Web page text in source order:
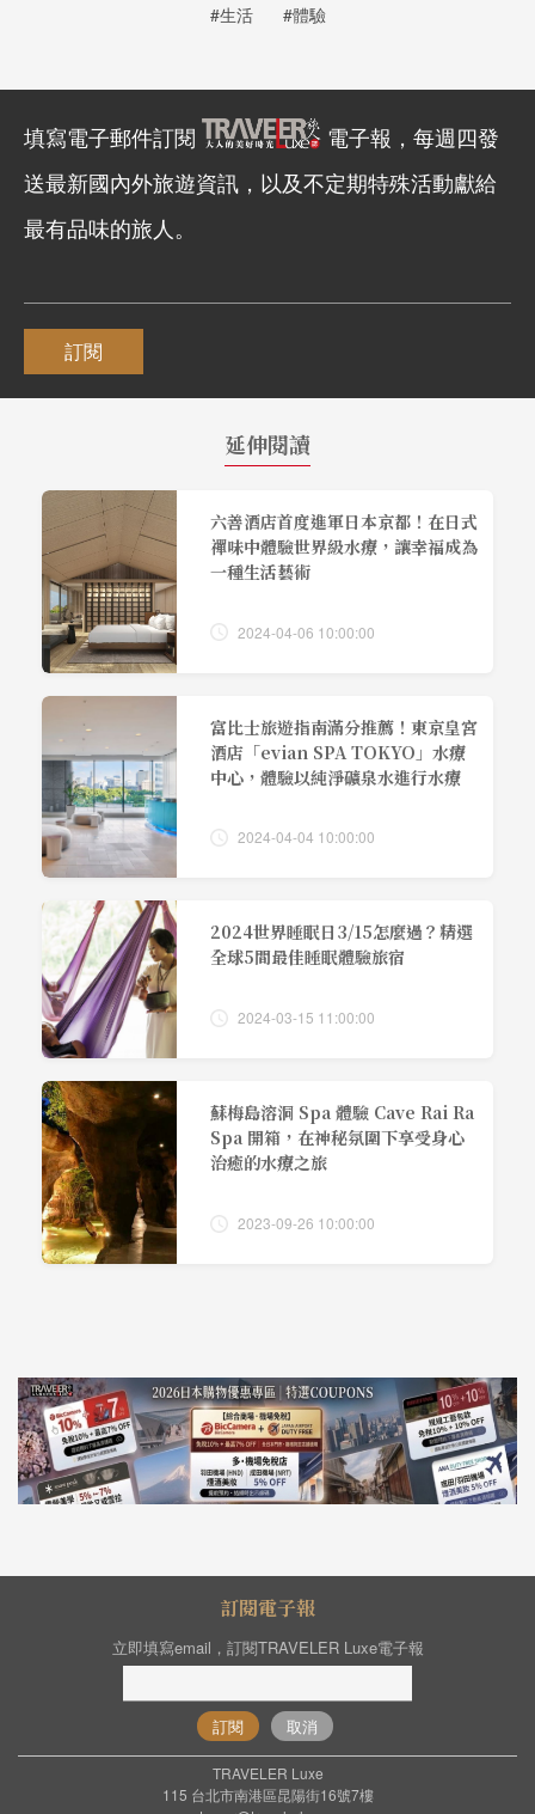
#生活 #體驗
填寫電子郵件訂閱
電子報，每週四發
送最新國內外旅遊資訊，以及不定期特殊活動獻給
最有品味的旅人。
訂閱
延伸閱讀
六善酒店首度進軍日本京都！在日式
禪味中體驗世界級水療，讓幸福成為
一種生活藝術
2024-04-06 10:00:00
富比士旅遊指南滿分推薦！東京皇宮
酒店「evian SPA TOKYO」水療
中心，體驗以純淨礦泉水進行水療
2024-04-04 10:00:00
2024世界睡眠日3/15怎麼過？精選
全球5間最佳睡眠體驗旅宿
2024-03-15 11:00:00
蘇梅島溶洞 Spa 體驗 Cave Rai Ra
Spa 開箱，在神秘氛圍下享受身心
治癒的水療之旅
2023-09-26 10:00:00
訂閱電子報
立即填寫email，訂閱TRAVELER Luxe電子報
訂閱 取消
TRAVELER Luxe
115 台北市南港區昆陽街16號7樓